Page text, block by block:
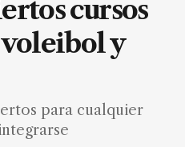
cursos
y
para cualquier